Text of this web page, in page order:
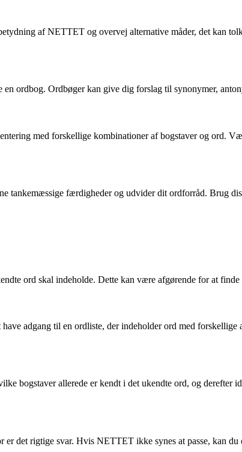
af NETTET og overvej alternative måder, det kan
ordbog. Ordbøger kan give dig forslag til synonymer,
med forskellige kombinationer af bogstaver og ord.
færdigheder og udvider dit ordforråd. Brug
ord skal indeholde. Dette kan være afgørende for at
adgang til en ordliste, der indeholder ord med forskellige
bogstaver allerede er kendt i det ukendte ord, og derefter
det rigtige svar. Hvis NETTET ikke synes at passe, kan